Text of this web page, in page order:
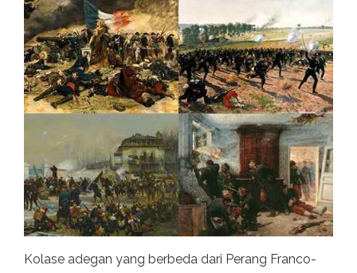
Kolase adegan yang berbeda dari Perang Franco-